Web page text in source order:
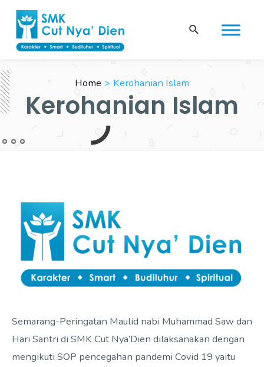
Skip
content
Search
Home Kerohanian Islam
Kerohanian Islam
Semarang-Peringatan Maulid nabi Muhammad Saw dan
Hari Santri di SMK Cut Nya’Dien dilaksanakan dengan
mengikuti SOP pencegahan pandemi Covid 19 yaitu